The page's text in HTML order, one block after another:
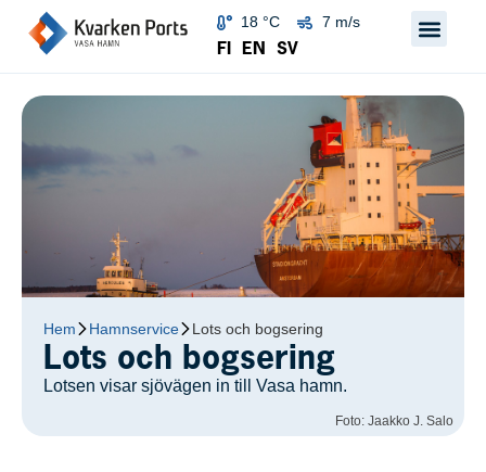
18 °C 7 m/s
FI EN SV
Hem Hamnservice Lots och bogsering
Lots och bogsering
Lotsen visar sjövägen in till Vasa hamn.
Foto: Jaakko J. Salo